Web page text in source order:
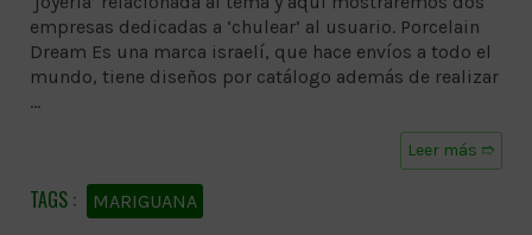
empresas dedicadas a ‘chulear’ al usuario. Porcelain
Dream Es una marca israelí, que hace envíos a todo el
mundo, tiene diseños por catálogo además de realizar
…
Leer más ➱
MARIGUANA